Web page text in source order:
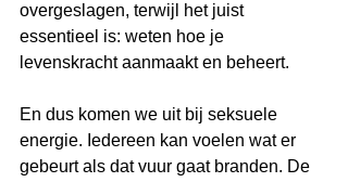
overgeslagen, terwijl het juist
essentieel is: weten hoe je
levenskracht aanmaakt en beheert.
En dus komen we uit bij seksuele
energie. Iedereen kan voelen wat er
gebeurt als dat vuur gaat branden. De